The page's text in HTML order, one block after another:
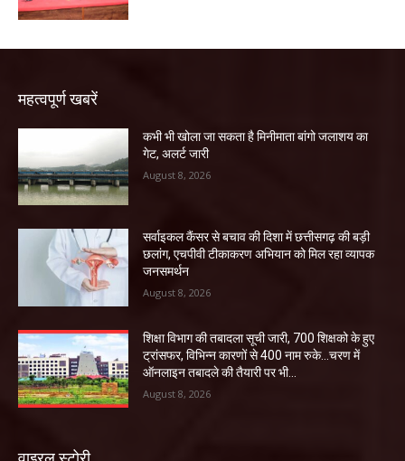
महत्वपूर्ण खबरें
कभी भी खोला जा सकता है मिनीमाता बांगो जलाशय का
गेट, अलर्ट जारी
August 8, 2026
सर्वाइकल कैंसर से बचाव की दिशा में छत्तीसगढ़ की बड़ी
छलांग, एचपीवी टीकाकरण अभियान को मिल रहा व्यापक
जनसमर्थन
August 8, 2026
शिक्षा विभाग की तबादला सूची जारी, 700 शिक्षको के हुए
ट्रांसफर, विभिन्न कारणों से 400 नाम रुके…चरण में
ऑनलाइन तबादले की तैयारी पर भी...
August 8, 2026